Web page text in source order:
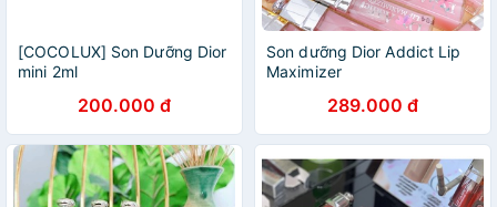
[COCOLUX] Son Dưỡng Dior
mini 2ml
200.000 đ
Son dưỡng Dior Addict Lip
Maximizer
289.000 đ